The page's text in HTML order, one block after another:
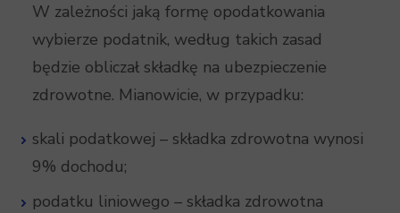
W zależności jaką formę opodatkowania
wybierze podatnik, według takich zasad
będzie obliczał składkę na ubezpieczenie
zdrowotne. Mianowicie, w przypadku:
skali podatkowej – składka zdrowotna wynosi
9% dochodu;
podatku liniowego – składka zdrowotna